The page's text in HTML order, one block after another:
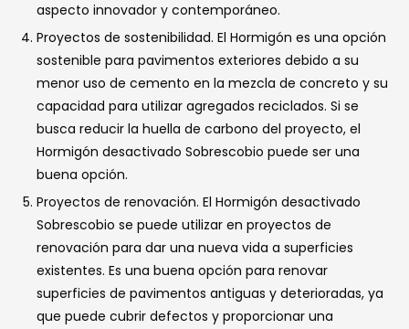
aspecto innovador y contemporáneo.
Proyectos de sostenibilidad. El Hormigón es una opción
sostenible para pavimentos exteriores debido a su
menor uso de cemento en la mezcla de concreto y su
capacidad para utilizar agregados reciclados. Si se
busca reducir la huella de carbono del proyecto, el
Hormigón desactivado Sobrescobio puede ser una
buena opción.
Proyectos de renovación. El Hormigón desactivado
Sobrescobio se puede utilizar en proyectos de
renovación para dar una nueva vida a superficies
existentes. Es una buena opción para renovar
superficies de pavimentos antiguas y deterioradas, ya
que puede cubrir defectos y proporcionar una